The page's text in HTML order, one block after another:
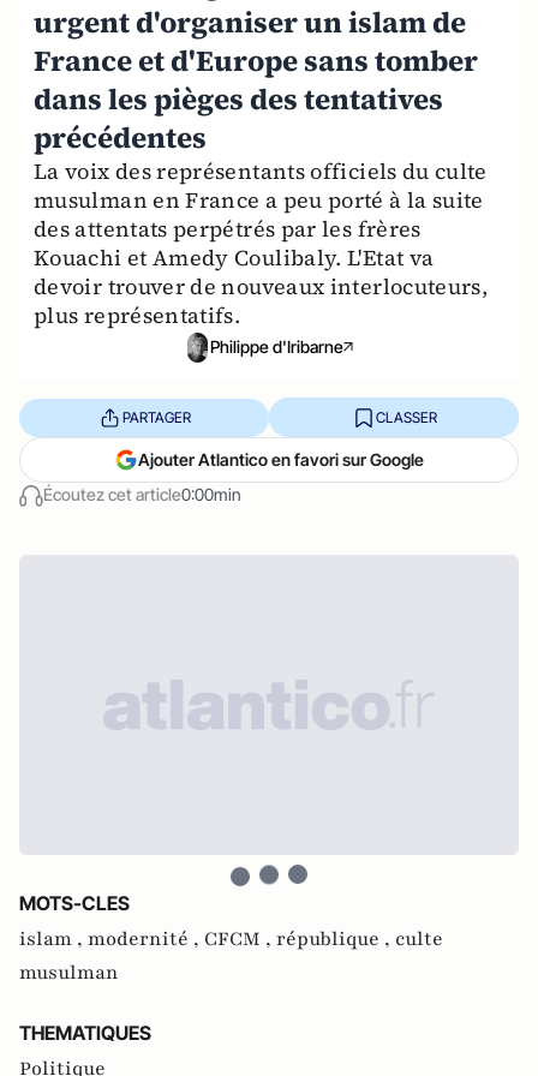
urgent d'organiser un islam de
France et d'Europe sans tomber
dans les pièges des tentatives
précédentes
La voix des représentants officiels du culte
musulman en France a peu porté à la suite
des attentats perpétrés par les frères
Kouachi et Amedy Coulibaly. L'Etat va
devoir trouver de nouveaux interlocuteurs,
plus représentatifs.
Philippe d'Iribarne
Écoutez cet article0:00min
PARTAGER CLASSER
Ajouter Atlantico en favori sur Google
MOTS-CLES
islam , modernité , CFCM , république , culte
musulman
THEMATIQUES
Politique